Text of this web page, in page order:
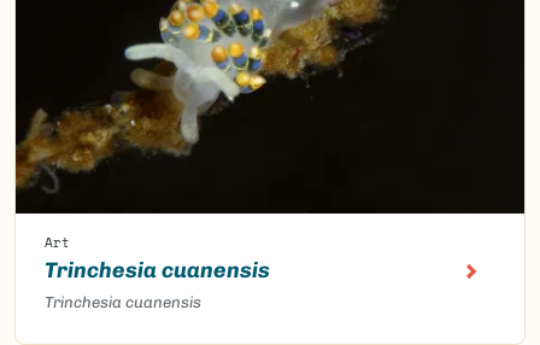
Art
Trinchesia cuanensis
Trinchesia cuanensis